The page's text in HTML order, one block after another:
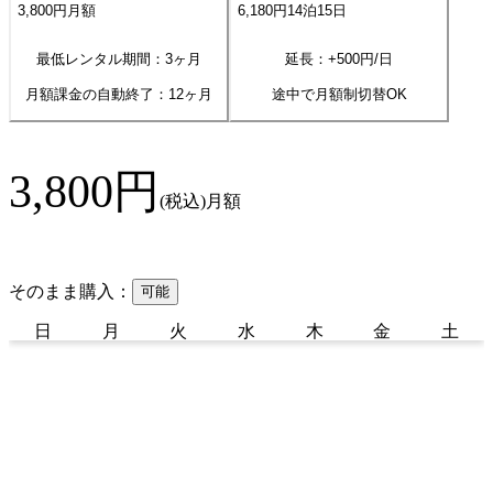
3,800円 月額
最低レンタル期間：3ヶ月
月額課金の自動終了： 12ヶ月
6,180円14泊15日
延長：+500円/日
途中で月額制切替OK
3,800円 (税込)月額
そのまま購入： 可能
日 月 火 水 木 金 土